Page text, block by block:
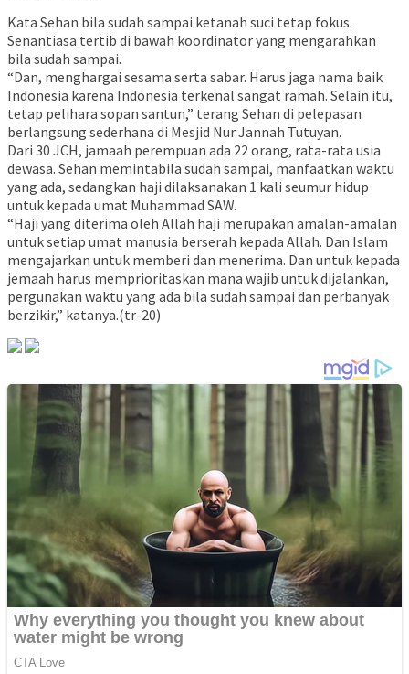
Kata Sehan bila sudah sampai ketanah suci tetap fokus.
Senantiasa tertib di bawah koordinator yang mengarahkan
bila sudah sampai.
“Dan, menghargai sesama serta sabar. Harus jaga nama baik
Indonesia karena Indonesia terkenal sangat ramah. Selain itu,
tetap pelihara sopan santun,” terang Sehan di pelepasan
berlangsung sederhana di Mesjid Nur Jannah Tutuyan.
Dari 30 JCH, jamaah perempuan ada 22 orang, rata-rata usia
dewasa. Sehan memintabila sudah sampai, manfaatkan waktu
yang ada, sedangkan haji dilaksanakan 1 kali seumur hidup
untuk kepada umat Muhammad SAW.
“Haji yang diterima oleh Allah haji merupakan amalan-amalan
untuk setiap umat manusia berserah kepada Allah. Dan Islam
mengajarkan untuk memberi dan menerima. Dan untuk kepada
jemaah harus memprioritaskan mana wajib untuk dijalankan,
pergunakan waktu yang ada bila sudah sampai dan perbanyak
berzikir,” katanya.(tr-20)